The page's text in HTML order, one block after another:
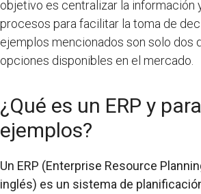
objetivo es centralizar la información
procesos para facilitar la toma de
ejemplos mencionados son solo dos
opciones disponibles en el mercado.
¿Qué es un ERP y
ejemplos?
Un ERP (Enterprise Resource
inglés) es un sistema de